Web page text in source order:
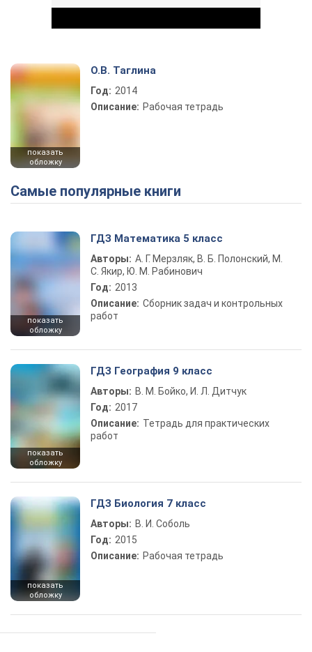
Play Video
показать
обложку
О.В. Таглина
Год: 2014
Описание: Рабочая тетрадь
Самые популярные книги
показать
обложку
ГДЗ Математика 5 класс
Авторы: А. Г. Мерзляк, В. Б. Полонский, М.
С. Якир, Ю. М. Рабинович
Год: 2013
Описание: Сборник задач и контрольных
работ
показать
обложку
ГДЗ География 9 класс
Авторы: В. М. Бойко, И. Л. Дитчук
Год: 2017
Описание: Тетрадь для практических
работ
показать
обложку
ГДЗ Биология 7 класс
Авторы: В. И. Соболь
Год: 2015
Описание: Рабочая тетрадь